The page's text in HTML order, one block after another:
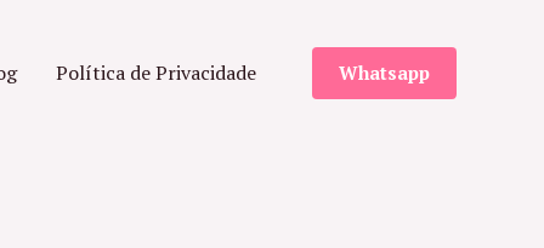
Política de Privacidade Whatsapp